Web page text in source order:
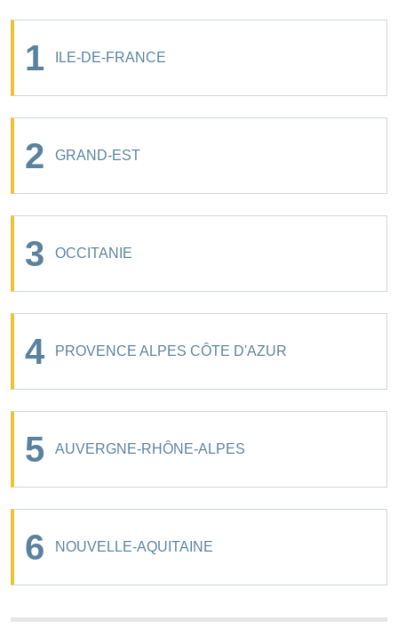
1 ILE-DE-FRANCE
2 GRAND-EST
3 OCCITANIE
4 PROVENCE ALPES CÔTE D'AZUR
5 AUVERGNE-RHÔNE-ALPES
6 NOUVELLE-AQUITAINE